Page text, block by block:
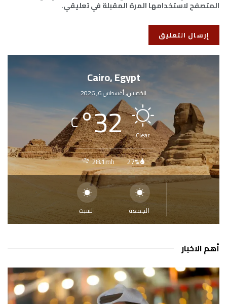
المتصفح لاستخدامها المرة المقبلة في تعليقي.
Cairo, Egypt
الخميس, أغسطس 6, 2026
Clear
32
°
C
27%
28.1mh
الجمعة السبت
أهم الاخبار